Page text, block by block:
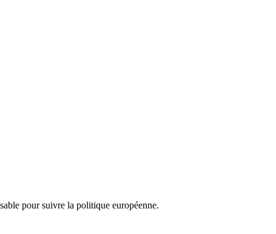
pour suivre la politique européenne.